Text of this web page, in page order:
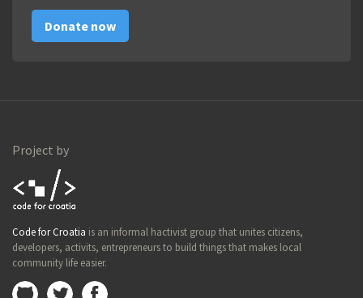
Donate now
Project by
Croatia
Code for Croatia is an informal hactivist group that unites citizens,
developers, activits, entrepreneurs to build things that makes local
community life easier.